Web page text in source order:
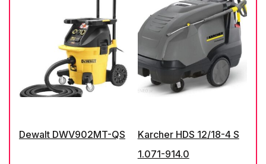
Dewalt DWV902MT-QS
Karcher HDS 12/18-4 S
1.071-914.0